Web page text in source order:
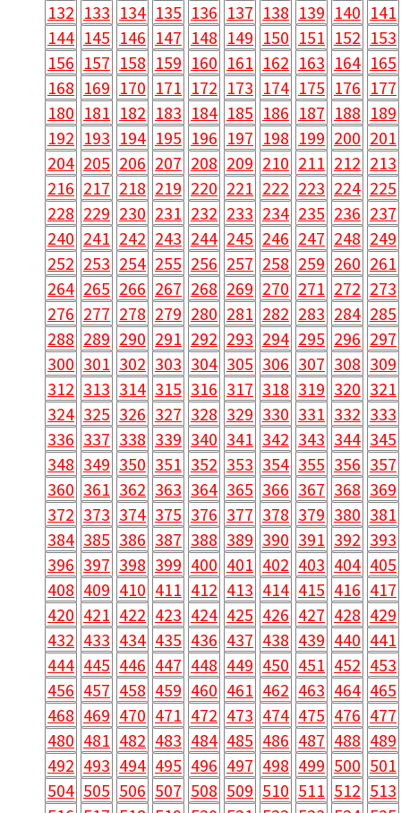
132 133 134 135 136 137 138 139 140 141
144 145 146 147 148 149 150 151 152 153
156 157 158 159 160 161 162 163 164 165
168 169 170 171 172 173 174 175 176 177
180 181 182 183 184 185 186 187 188 189
192 193 194 195 196 197 198 199 200 201
204 205 206 207 208 209 210 211 212 213
216 217 218 219 220 221 222 223 224 225
228 229 230 231 232 233 234 235 236 237
240 241 242 243 244 245 246 247 248 249
252 253 254 255 256 257 258 259 260 261
264 265 266 267 268 269 270 271 272 273
276 277 278 279 280 281 282 283 284 285
288 289 290 291 292 293 294 295 296 297
300 301 302 303 304 305 306 307 308 309
312 313 314 315 316 317 318 319 320 321
324 325 326 327 328 329 330 331 332 333
336 337 338 339 340 341 342 343 344 345
348 349 350 351 352 353 354 355 356 357
360 361 362 363 364 365 366 367 368 369
372 373 374 375 376 377 378 379 380 381
384 385 386 387 388 389 390 391 392 393
396 397 398 399 400 401 402 403 404 405
408 409 410 411 412 413 414 415 416 417
420 421 422 423 424 425 426 427 428 429
432 433 434 435 436 437 438 439 440 441
444 445 446 447 448 449 450 451 452 453
456 457 458 459 460 461 462 463 464 465
468 469 470 471 472 473 474 475 476 477
480 481 482 483 484 485 486 487 488 489
492 493 494 495 496 497 498 499 500 501
504 505 506 507 508 509 510 511 512 513